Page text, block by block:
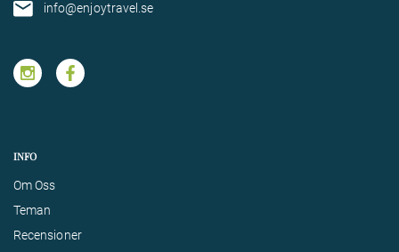
info@enjoytravel.se
INFO
Om Oss
Teman
Recensioner